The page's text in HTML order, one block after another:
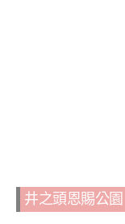
井之頭恩賜公